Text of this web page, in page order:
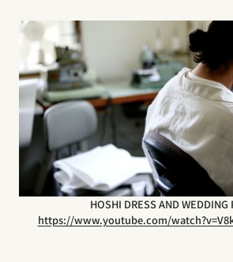
HOSHI DRESS AND WEDDING
https://www.youtube.com/